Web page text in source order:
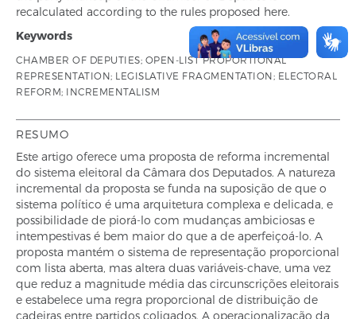
recalculated according to the rules proposed here.
Keywords
CHAMBER OF DEPUTIES; OPEN-LIST PROPORTIONAL
REPRESENTATION; LEGISLATIVE FRAGMENTATION; ELECTORAL
REFORM; INCREMENTALISM
RESUMO
Este artigo oferece uma proposta de reforma incremental
do sistema eleitoral da Câmara dos Deputados. A natureza
incremental da proposta se funda na suposição de que o
sistema político é uma arquitetura complexa e delicada, e
possibilidade de piorá-lo com mudanças ambiciosas e
intempestivas é bem maior do que a de aperfeiçoá-lo. A
proposta mantém o sistema de representação proporcional
com lista aberta, mas altera duas variáveis-chave, uma vez
que reduz a magnitude média das circunscrições eleitorais
e estabelece uma regra proporcional de distribuição de
cadeiras entre partidos coligados. A operacionalização da